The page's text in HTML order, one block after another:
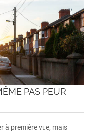
PAS PEUR
à première vue, mais